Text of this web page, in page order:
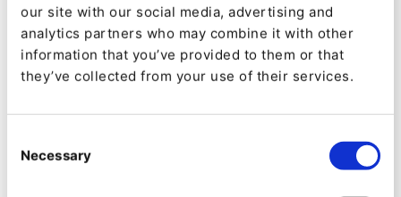
our site with our social media, advertising and
analytics partners who may combine it with other
information that you’ve provided to them or that
they’ve collected from your use of their services.
Selection
Necessary
usuarios. Aprovechar la infraestructura en la
nube y la arquitectura de microservicios
permite a las organizaciones asignar
la experiencia del usuario.